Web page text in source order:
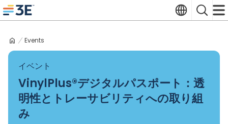
Skip
to
3E home
TranslateSearch
Events
イベント
VinylPlus®デジタルパスポート：透
明性とトレーサビリティへの取り組
み